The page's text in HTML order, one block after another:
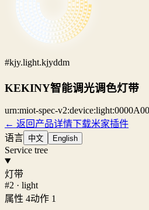
#kjy.light.kjyddm
KEKINY智能调光调色灯带
urn:miot-spec-
← 返回产品详情下载米家插件
语言 中文 English
Service tree
灯带
#2 · light
属性 4动作 1